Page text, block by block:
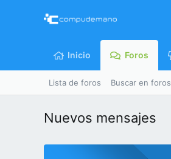
Inicio Foros
Lista de foros Buscar en foros
Nuevos mensajes